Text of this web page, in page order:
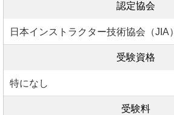
認定協会
日本インストラクター技術協会（JIA）
受験資格
特になし
受験料